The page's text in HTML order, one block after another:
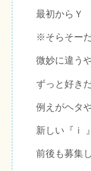
最初からＹ
※そらそー
微妙に違う
ずっと好き
例えがヘタ
新しい『ｉ
前後も募集